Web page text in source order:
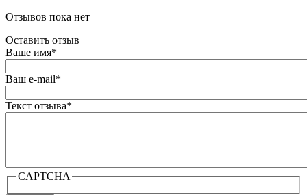
Отзывов пока нет
Оставить отзыв
Ваше имя*
Ваш e-mail*
Текст отзыва*
CAPTCHA